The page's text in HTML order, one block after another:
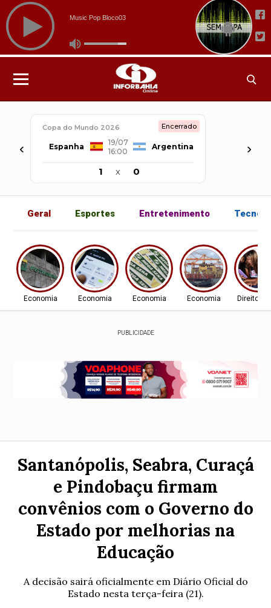
‹
Copa do Mundo 2026 Encerrado
Espanha
19/07
16:00
Argentina
1 x 0
›
Geral Esportes Entretenimento
Economia Economia Economia Economia Direitos
PUBLICIDADE
Santanópolis, Seabra, Curaçá
e Pindobaçu firmam
convênios com o Governo do
Estado por melhorias na
Educação
A decisão sairá oficialmente em Diário Oficial do
Estado nesta terça-feira (21).